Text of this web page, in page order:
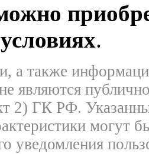
.
а также
являются
2) ГК РФ.
могут
уведомления